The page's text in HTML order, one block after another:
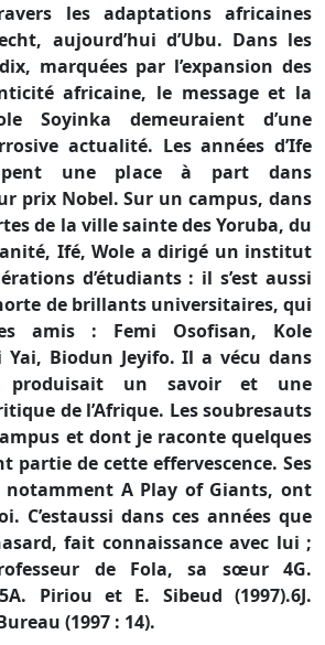
les adaptations africaines
aujourd’hui d’Ubu. Dans les
marquées par l’expansion des
africaine, le message et la
Soyinka demeuraient d’une
actualité. Les années d’Ife
une place à part dans
prix Nobel. Sur un campus, dans
de la ville sainte des Yoruba, du
Ifé, Wole a dirigé un institut
d’étudiants : il s’est aussi
de brillants universitaires, qui
amis : Femi Osofisan, Kole
Yai, Biodun Jeyifo. Il a vécu dans
un savoir et une
de l’Afrique. Les soubresauts
et dont je raconte quelques
partie de cette effervescence. Ses
notamment A Play of Giants, ont
C’estaussi dans ces années que
fait connaissance avec lui ;
de Fola, sa sœur 4G.
Piriou et E. Sibeud (1997).6J.
(1997 : 14).